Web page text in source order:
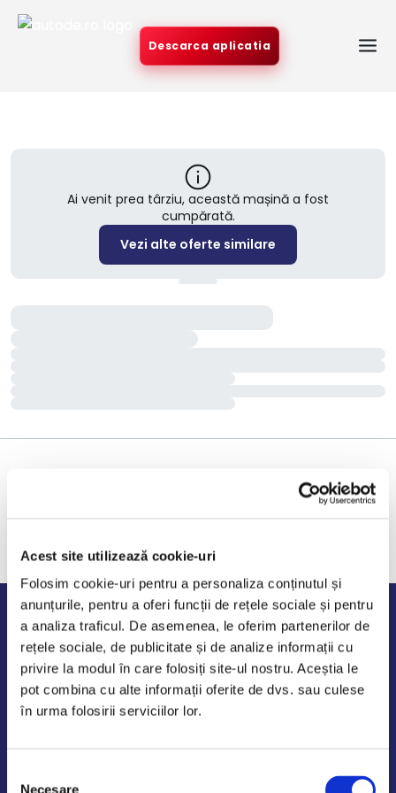
Acest site utilizează cookie-uri
Folosim cookie-uri pentru a personaliza conținutul și
anunțurile, pentru a oferi funcții de rețele sociale și pentru
a analiza traficul. De asemenea, le oferim partenerilor de
rețele sociale, de publicitate și de analize informații cu
privire la modul în care folosiți site-ul nostru. Aceștia le
pot combina cu alte informații oferite de dvs. sau culese
în urma folosirii serviciilor lor.
Necesare
Descarca aplicatia
Ai venit prea târziu, această mașină a fost
cumpărată.
Vezi alte oferte similare
Program de lucru
Luni - Vineri: 09:00-18:00
Sambata - Duminica: 10:00-14:00